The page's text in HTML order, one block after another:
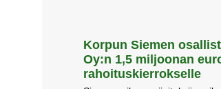
Korpun Siemen
Oy:n 1,5 miljoonan
rahoituskierrokselle